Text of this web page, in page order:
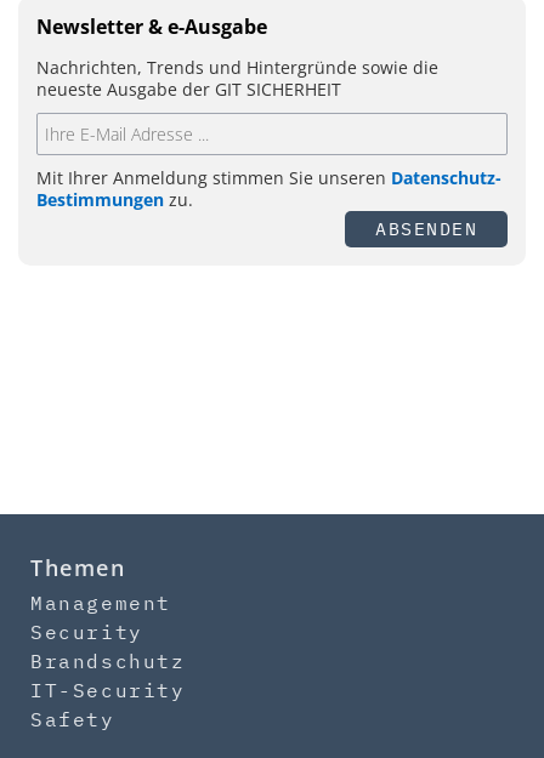
Newsletter & e-Ausgabe
Nachrichten, Trends und Hintergründe sowie die
neueste Ausgabe der GIT SICHERHEIT
Mit Ihrer Anmeldung stimmen Sie unseren Datenschutz-
Bestimmungen zu.
ABSENDEN
Themen
Management
Security
Brandschutz
IT-Security
Safety